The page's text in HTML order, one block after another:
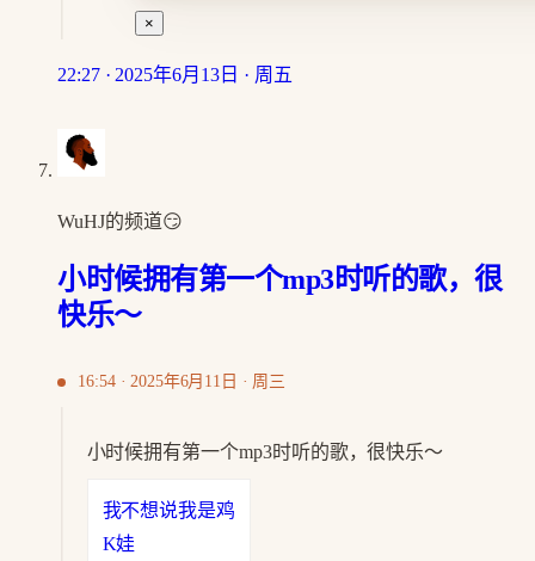
×
22:27 · 2025年6月13日 · 周五
WuHJ的频道😏
小时候拥有第一个mp3时听的歌，很
快乐～
16:54 · 2025年6月11日 · 周三
小时候拥有第一个mp3时听的歌，很快乐～
我不想说我是鸡
K娃